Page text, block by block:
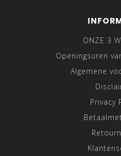
ONZE 3
Openingsuren
Algemene
Privacy